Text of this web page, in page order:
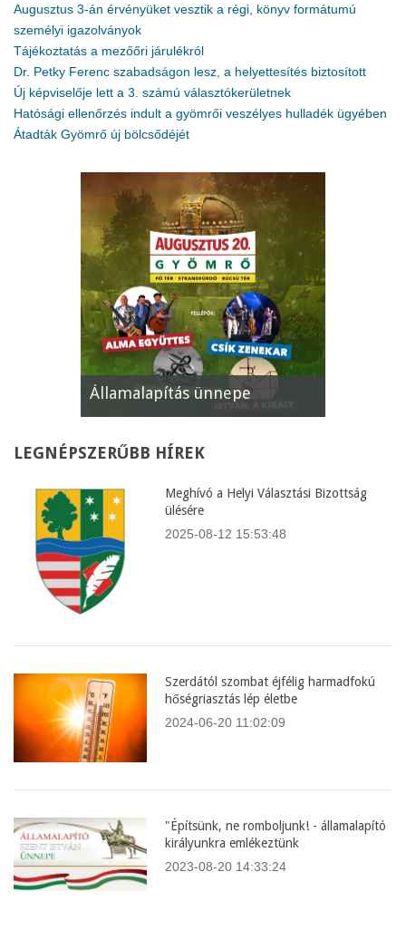
Augusztus 3-án érvényüket vesztik a régi, könyv formátumú
személyi igazolványok
Tájékoztatás a mezőőri járulékról
Dr. Petky Ferenc szabadságon lesz, a helyettesítés biztosított
Új képviselője lett a 3. számú választókerületnek
Hatósági ellenőrzés indult a gyömrői veszélyes hulladék ügyében
Átadták Gyömrő új bölcsődéjét
Államalapítás ünnepe
LEGNÉPSZERŰBB HÍREK
Meghívó a Helyi Választási Bizottság
ülésére
2025-08-12 15:53:48
Szerdától szombat éjfélig harmadfokú
hőségriasztás lép életbe
2024-06-20 11:02:09
"Építsünk, ne romboljunk! - államalapító
királyunkra emlékeztünk
2023-08-20 14:33:24